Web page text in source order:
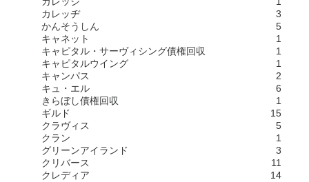
カレッヂ
3
かんそうしん
5
キャネット
1
キャピタル・サーヴィシング債権回収
1
キャピタルウイング
1
キャンパス
2
キュ・エル
6
きらぼし債権回収
1
ギルド
15
クラヴィス
5
クラン
1
グリーンアイランド
3
クリバース
11
クレディア
14